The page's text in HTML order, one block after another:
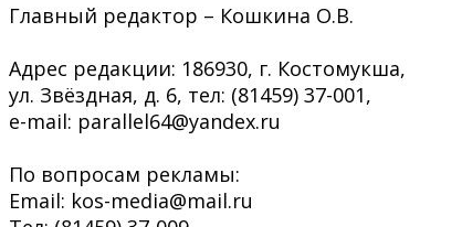
Главный редактор – Кошкина О.В.
Адрес редакции: 186930, г. Костомукша,
ул. Звёздная, д. 6, тел: (81459) 37-001,
e-mail: parallel64@yandex.ru
По вопросам рекламы:
Email: kos-media@mail.ru